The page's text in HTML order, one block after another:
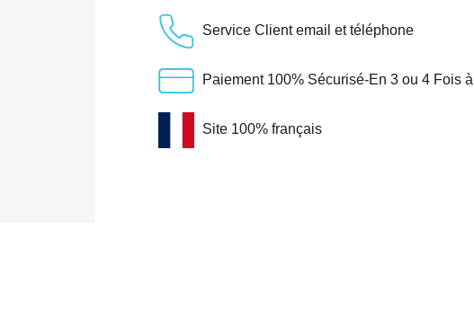
Service Client email et téléphone
Paiement 100% Sécurisé-En 3 ou 4 Fois
Site 100% français